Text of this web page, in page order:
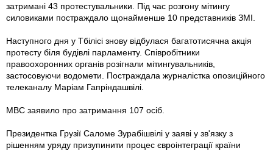
затримані 43 протестувальники. Під час розгону мітингу
силовиками постраждало щонайменше 10 представників ЗМІ.
Наступного дня у Тбілісі знову відбулася багатотисячна акція
протесту біля будівлі парламенту. Співробітники
правоохоронних органів розігнали мітингувальників,
застосовуючи водомети. Постраждала журналістка опозиційного
телеканалу Маріам Гапріндашвілі.
МВС заявило про затримання 107 осіб.
Президентка Грузії Саломе Зурабішвілі у заяві у зв'язку з
рішенням уряду призупинити процес євроінтеграції країни